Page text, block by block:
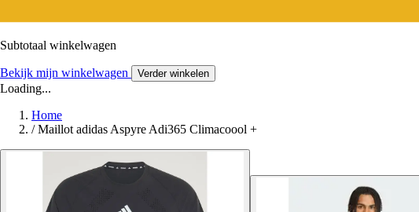
Subtotaal winkelwagen
Bekijk mijn winkelwagen Verder winkelen
Loading...
Home
/ Maillot adidas Aspyre Adi365 Climacoool +